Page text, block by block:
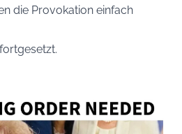
die Provokation einfach